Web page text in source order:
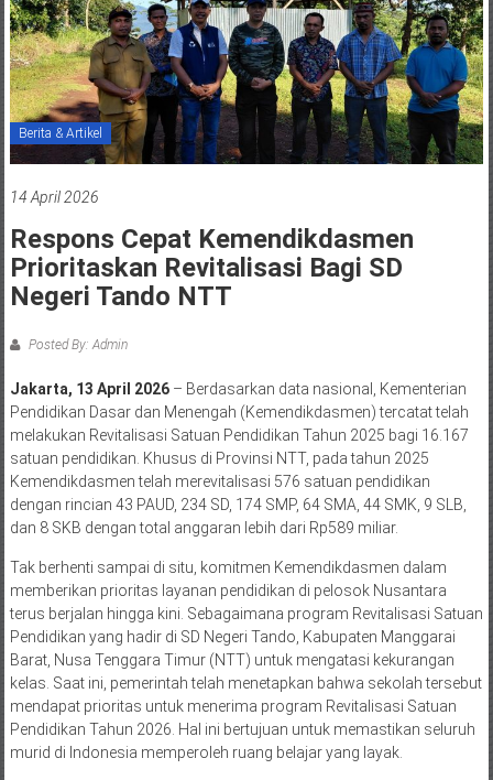
Berita & Artikel
14 April 2026
Respons Cepat Kemendikdasmen
Prioritaskan Revitalisasi Bagi SD
Negeri Tando NTT
Posted By: Admin
Jakarta, 13 April 2026– Berdasarkan data nasional, Kementerian
Pendidikan Dasar dan Menengah (Kemendikdasmen) tercatat telah
melakukan Revitalisasi Satuan Pendidikan Tahun 2025 bagi 16.167
satuan pendidikan. Khusus di Provinsi NTT, pada tahun 2025
Kemendikdasmen telah merevitalisasi 576 satuan pendidikan
dengan rincian 43 PAUD, 234 SD, 174 SMP, 64 SMA, 44 SMK, 9 SLB,
dan 8 SKB dengan total anggaran lebih dari Rp589 miliar.
Tak berhenti sampai di situ, komitmen Kemendikdasmen dalam
memberikan prioritas layanan pendidikan di pelosok Nusantara
terus berjalan hingga kini. Sebagaimana program Revitalisasi Satuan
Pendidikan yang hadir di SD Negeri Tando, Kabupaten Manggarai
Barat, Nusa Tenggara Timur (NTT) untuk mengatasi kekurangan
kelas. Saat ini, pemerintah telah menetapkan bahwa sekolah tersebut
mendapat prioritas untuk menerima program Revitalisasi Satuan
Pendidikan Tahun 2026. Hal ini bertujuan untuk memastikan seluruh
murid di Indonesia memperoleh ruang belajar yang layak.